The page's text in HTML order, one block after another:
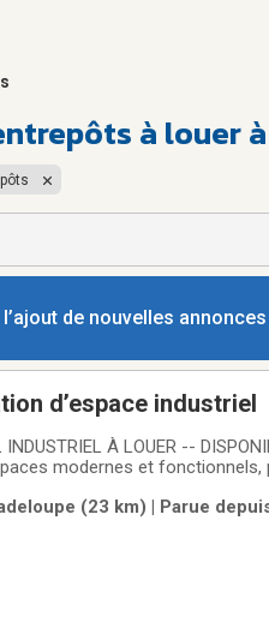
à louer
de nouvelles annonces
d’espace industriel
À LOUER -- DISPONIBLE IMMÉDIATEMENT
modernes et fonctionnels,
jusqu'à 2 400 pi²(23 km) | Parue